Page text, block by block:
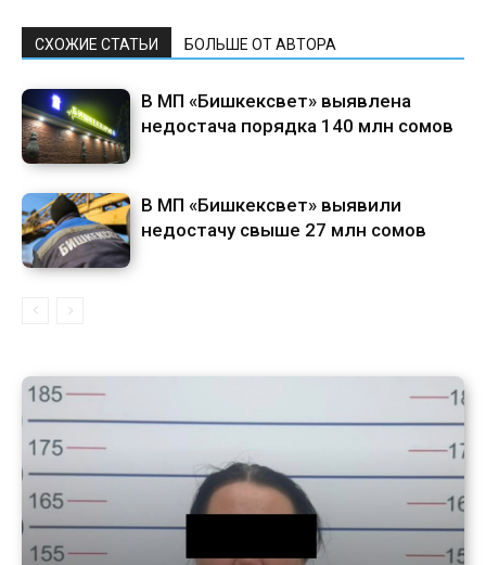
СХОЖИЕ СТАТЬИ БОЛЬШЕ ОТ АВТОРА
В МП «Бишкексвет» выявлена
недостача порядка 140 млн сомов
В МП «Бишкексвет» выявили
недостачу свыше 27 млн сомов